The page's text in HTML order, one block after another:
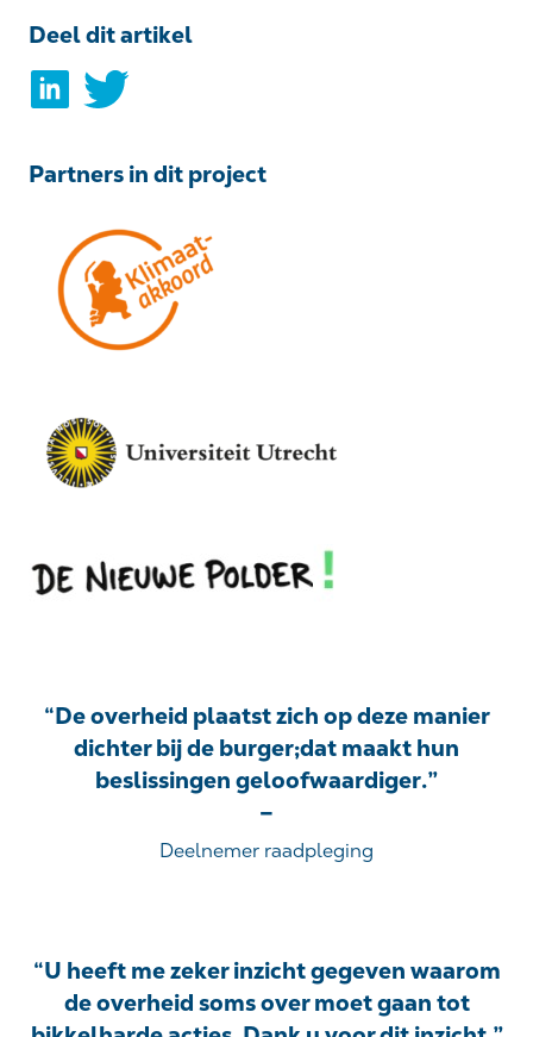
Deel dit artikel
Partners in dit project
“De overheid plaatst zich op deze manier
dichter bij de burger;dat maakt hun
beslissingen geloofwaardiger.”
–
Deelnemer raadpleging
“U heeft me zeker inzicht gegeven waarom
de overheid soms over moet gaan tot